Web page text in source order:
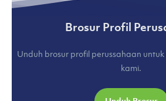
Brosur Profil
Unduh brosur profil perussahaan
kami.